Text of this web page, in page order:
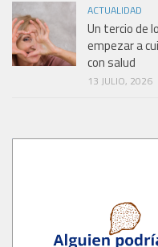
ACTUALIDAD
Un tercio de
empezar a
con salud
13 JULIO, 2026